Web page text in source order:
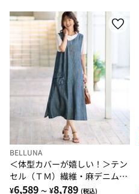
BELLUNA
＜体型カバーが嬉しい！＞テン
セル（ＴＭ）繊維・麻デニム切
替ジャンパードレス
¥6,589 ～ ¥8,789 (税込)